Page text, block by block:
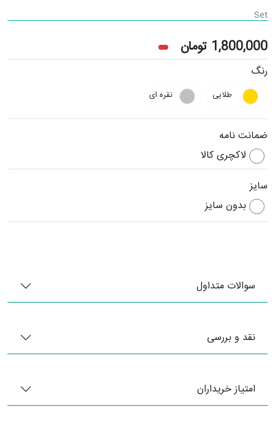
Set
1,800,000 تومان
رنگ
طلایی نقره ای
ضمانت نامه
لاکچری کالا
سایز
بدون سایز
سوالات متداول
نقد و بررسی
امتیاز خریداران